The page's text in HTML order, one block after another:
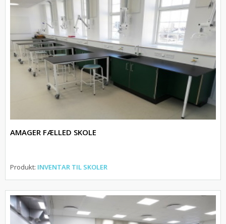
AMAGER FÆLLED SKOLE
Produkt: INVENTAR TIL SKOLER